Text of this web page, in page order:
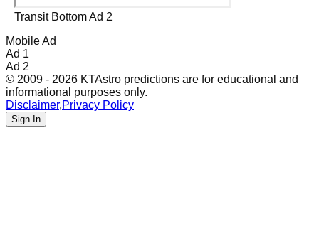
Transit Bottom Ad 2
Mobile Ad
Ad 1
Ad 2
© 2009 - 2026 KTAstro predictions are for educational and
informational purposes only.
Disclaimer,Privacy Policy
Sign In